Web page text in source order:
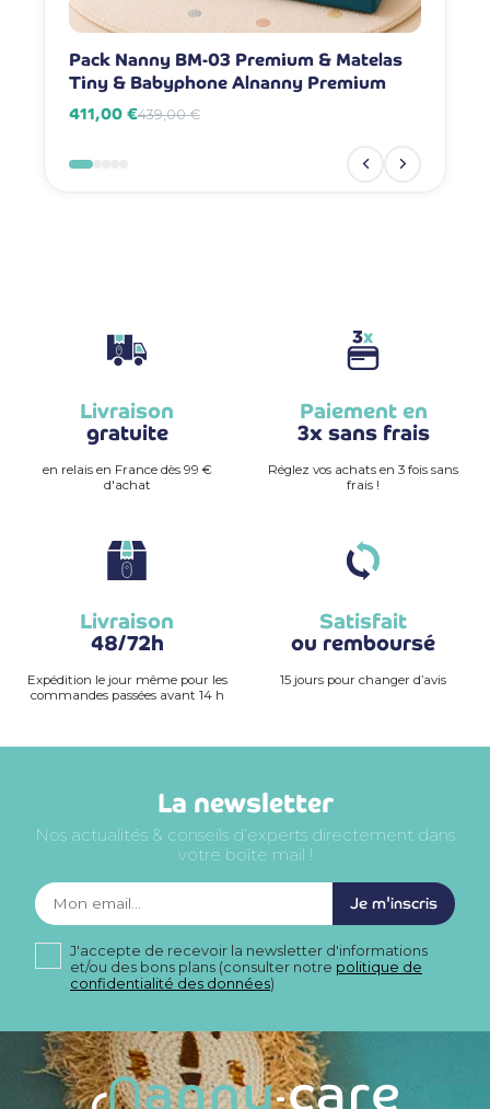
Pack Nanny BM-03 Premium & Matelas
Tiny & Babyphone Alnanny Premium
411,00 €439,00 €
Livraison
gratuite
en relais en France dès 99 €
d'achat
Paiement en
3x sans frais
Réglez vos achats en 3 fois sans
frais !
Livraison
48/72h
Expédition le jour même pour les
commandes passées avant 14 h
Satisfait
ou remboursé
15 jours pour changer d’avis
La newsletter
Nos actualités & conseils d’experts directement dans
votre boîte mail !
Je m'inscris
J'accepte de recevoir la newsletter d'informations
et/ou des bons plans (consulter notre politique de
confidentialité des données)